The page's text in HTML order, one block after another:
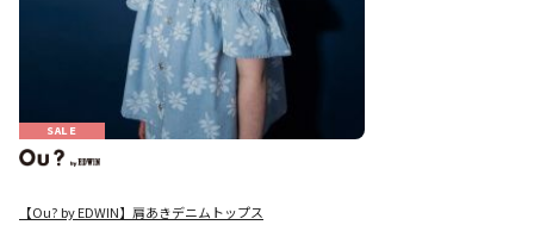
SALE
【Ou? by EDWIN】肩あきデニムトップス